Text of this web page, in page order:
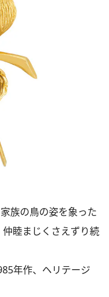
族の鳥の姿を象った
睦まじくさえずり続
年作、ヘリテージ